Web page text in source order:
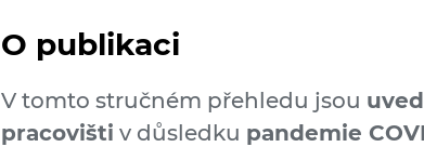
O publikaci
V tomto stručném přehledu jsou
pracovišti v důsledku pandemie